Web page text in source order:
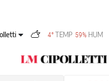
4° TEMP 59% HUM